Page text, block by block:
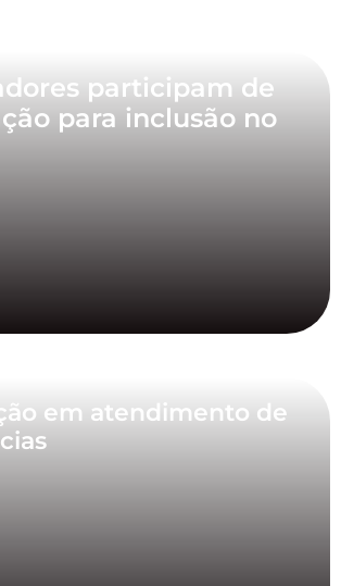
participam de
para inclusão no
em atendimento de